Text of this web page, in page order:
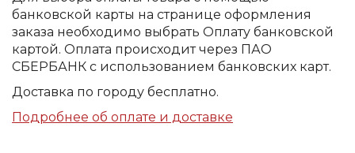
банковской карты на странице оформления
заказа необходимо выбрать Оплату банковской
картой. Оплата происходит через ПАО
СБЕРБАНК с использованием банковских карт.
Доставка по городу бесплатно.
Подробнее об оплате и доставке